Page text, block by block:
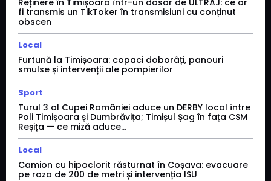
fi transmis un TikToker în transmisiuni cu conținut
obscen
Local
Furtună la Timișoara: copaci doborâți, panouri
smulse și intervenții ale pompierilor
Sport
Turul 3 al Cupei României aduce un DERBY local între
Poli Timișoara și Dumbrăvița; Timișul Șag în fața CSM
Reșița — ce miză aduce...
Local
Camion cu hipoclorit răsturnat în Coșava: evacuare
pe raza de 200 de metri și intervenția ISU